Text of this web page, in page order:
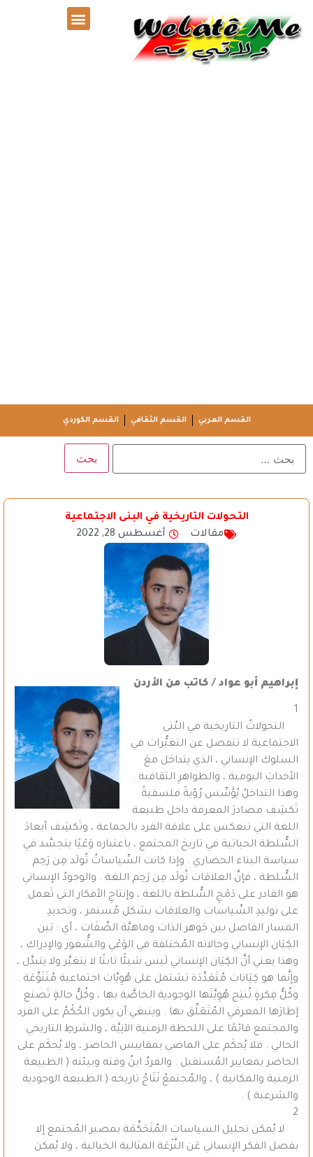
القسم العربي القسم الثقافي القسم الكوردي
التحولات التاريخية في البنى الاجتماعية
مقالات
أغسطس 28, 2022
إبراهيم أبو عواد / كاتب من الأردن
1
التحولاتُ التاريخية في البُنى
الاجتماعية لا تنفصل عن التغيُّرات في
السلوك الإنساني ، الذي يتداخل معَ
الأحداثِ اليومية ، والظواهرِ الثقافية .
وهذا التداخلُ يُؤَسِّس رُؤيةً فلسفيةً
تَكشِف مصادرَ المعرفة داخل طبيعة
اللغة التي تنعكس على علاقة الفرد بالجماعة ، وتَكشِف أبعادَ
السُّلطة الحياتية في تاريخ المجتمع ، باعتباره وَعْيًا يتجسَّد في
سياسة البناء الحضاري . وإذا كانت السِّياساتُ تُولَد مِن رَحِم
السُّلطة ، فإنَّ العلاقات تُولَد مِن رَحِم اللغة . والوجودُ الإنساني
هو القادر على دَمْجِ السُّلطة باللغة ، وإنتاجِ الأفكار التي تَعمل
على توليدِ السِّياسات والعلاقات بشكل مُستمر ، وتحديدِ
المسار الفاصل بين جَوهر الذات وماهيَّة الصِّفَات ، أي : بَين
الكِيَان الإنساني وحالاته المُختلفة في الوَعْي والشُّعور والإدراك ،
وهذا يعني أنَّ الكِيَان الإنساني لَيس شيئًا ثابتًا لا يتغيَّر ولا يتبدَّل ،
وإنَّما هو كِيَانات مُتَعَدِّدَة تشتمل على هُوِيَّات اجتماعية مُتَنَوِّعَة .
وكُلُّ فِكرةٍ تُنتِج هُوِيَّتَها الوجودية الخاصَّة بها ، وكُلُّ حالةٍ تَصنع
إطارَها المعرفي المُتَعَلِّق بها . وينبغي أن يكون الحُكْمُ على الفرد
والمجتمع قائمًا على اللحظة الزمنية الآنِيَّة ، والشرطِ التاريخي
الحالي . فلا يُحكَم على الماضي بمقاييس الحاضر ، ولا يُحكَم على
الحاضر بمعايير المُستقبل . والفردُ ابنُ وقته وبيئته ( الطبيعة
الزمنية والمكانية ) ، والمُجتمعُ نَتَاجُ تاريخه ( الطبيعة الوجودية
والشرعية ) .
2
لا يُمكن تحليل السياسات المُتَحَكِّمَة بمصير المُجتمع إلا
بفصل الفكر الإنساني عَن النَّزْعَة المثالية الخيالية ، ولا يُمكن